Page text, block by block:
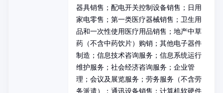
器具销售；配电开关控制设备销售；日用
家电零售；第一类医疗器械销售；卫生用
品和一次性使用医疗用品销售；地产中草
药（不含中药饮片）购销；其他电子器件
制造；信息技术咨询服务；信息系统运行
维护服务；社会经济咨询服务；企业管
理；会议及展览服务；劳务服务（不含劳
务派遣）；通讯设备销售；计算机软硬件